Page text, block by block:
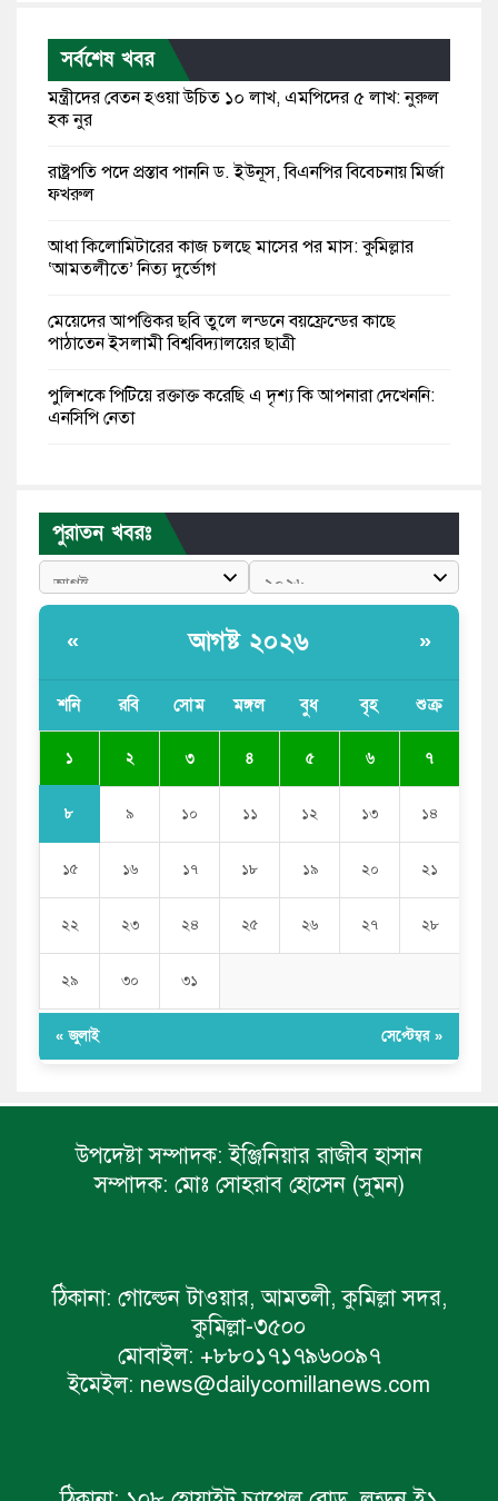
সর্বশেষ খবর
মন্ত্রীদের বেতন হওয়া উচিত ১০ লাখ, এমপিদের ৫ লাখ: নুরুল
হক নুর
রাষ্ট্রপতি পদে প্রস্তাব পাননি ড. ইউনূস, বিএনপির বিবেচনায় মির্জা
ফখরুল
আধা কিলোমিটারের কাজ চলছে মাসের পর মাস: কুমিল্লার
‘আমতলীতে’ নিত্য দুর্ভোগ
মেয়েদের আপত্তিকর ছবি তুলে লন্ডনে বয়ফ্রেন্ডের কাছে
পাঠাতেন ইসলামী বিশ্ববিদ্যালয়ের ছাত্রী
পুলিশকে পিটিয়ে রক্তাক্ত করেছি এ দৃশ্য কি আপনারা দেখেননি:
এনসিপি নেতা
বাংলাদেশী কর্মীদের আকামা নিয়ে বড় সুখবর দিলো সৌদি
সরকার
ভারতের পূর্ব সীমান্তে এখন ‘আরেকটি পাকিস্তান’ গড়ে উঠেছে:
যে ডকুমেন্টারিতে আবু সাঈদের ছবি নেই, সেটা কোনো
পুরাতন খবরঃ
« আগষ্ট ২০২৬ »
শনি রবি সোম মঙ্গল বুধ বৃহ শুক্র
১ ২ ৩ ৪ ৫ ৬ ৭
৮ ৯ ১০ ১১ ১২ ১৩ ১৪
১৫ ১৬ ১৭ ১৮ ১৯ ২০ ২১
২২ ২৩ ২৪ ২৫ ২৬ ২৭ ২৮
২৯ ৩০ ৩১
« জুলাই সেপ্টেম্বর »
উপদেষ্টা সম্পাদক: ইঞ্জিনিয়ার রাজীব হাসান
সম্পাদক: মোঃ সোহরাব হোসেন (সুমন)
ঠিকানা: গোল্ডেন টাওয়ার, আমতলী, কুমিল্লা সদর,
কুমিল্লা-৩৫০০
মোবাইল: +৮৮০১৭১৭৯৬০০৯৭
ইমেইল: news@dailycomillanews.com